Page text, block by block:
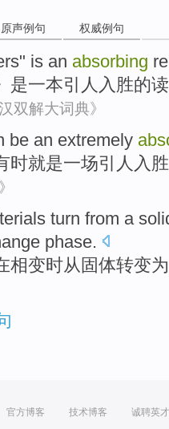
原声例句 权威例句
" is an absorbing
是一本引人入胜的
双解大词典》
be an extremely
时就是一场引人 入
turn from a
phase.
相变时从 固体转变为
官方博客 技术博客 诚聘英才